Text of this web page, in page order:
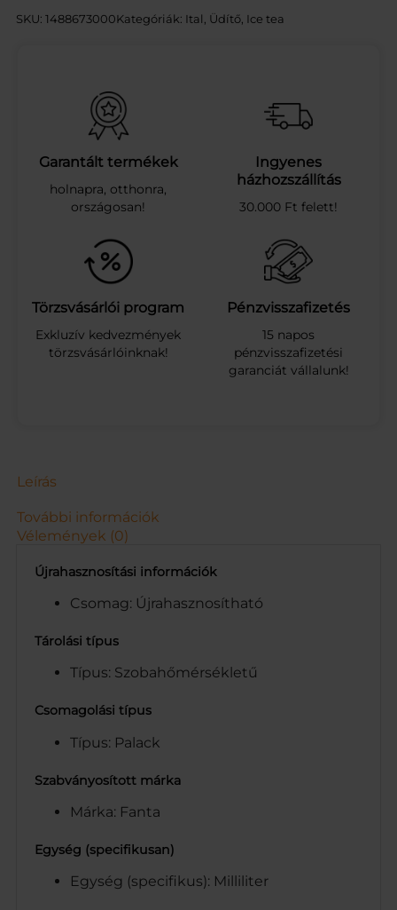
T
A
N
C
S
E
T
R
S
0
.
3
L
m
SKU: 1488673000Kategóriák: Ital Üdítő, Ice tea
Garantált termékek
holnapra, otthonra,
országosan!
Ingyenes
házhozszállítás
30.000 Ft felett!
Törzsvásárlói program
Exkluzív kedvezmények
törzsvásárlóinknak!
Pénzvisszafizetés
15 napos
pénzvisszafizetési
garanciát vállalunk!
Leírás
További információk
Vélemények (0)
Újrahasznosítási információk
Csomag: Újrahasznosítható
Tárolási típus
Típus: Szobahőmérsékletű
Csomagolási típus
Típus: Palack
Szabványosított márka
Márka: Fanta
Egység (specifikusan)
Egység (specifikus): Milliliter